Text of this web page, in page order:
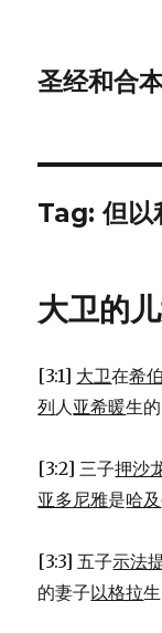
圣经和合
Tag: 但以
大卫的
[3:1] 大卫在希
列人亚希暖生
[3:2] 三子押沙
亚多尼雅是哈及
[3:3] 五子示法
的妻子以格拉生